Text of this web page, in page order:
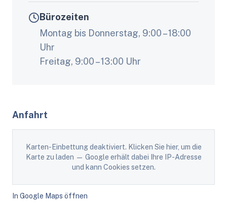
Bürozeiten
Montag bis Donnerstag, 9:00 – 18:00
Uhr
Freitag, 9:00 – 13:00 Uhr
Anfahrt
Karten-Einbettung deaktiviert. Klicken Sie hier, um die
Karte zu laden — Google erhält dabei Ihre IP-Adresse
und kann Cookies setzen.
In Google Maps öffnen